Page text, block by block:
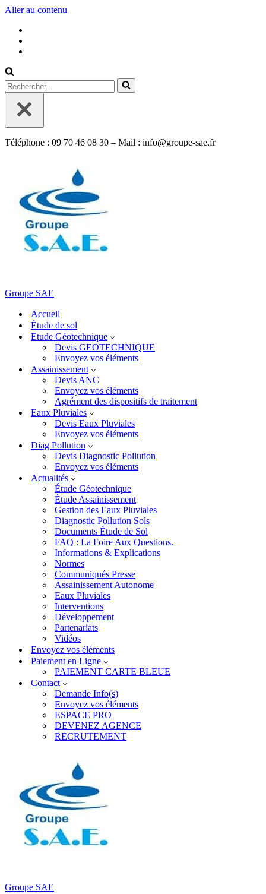
Aller au contenu
Rechercher...
Téléphone : 09 70 46 08 30 – Mail : info@groupe-sae.fr
Groupe SAE
Accueil
Étude de sol
Etude Géotechnique
Devis GEOTECHNIQUE
Envoyez vos éléments
Assainissement
Devis ANC
Envoyez vos éléments
Agrément des dispositifs de traitement
Eaux Pluviales
Devis Eaux Pluviales
Envoyez vos éléments
Diag Pollution
Devis Diagnostic Pollution
Envoyez vos éléments
Actualités
Étude Géotechnique
Étude Assainissement
Gestion des Eaux Pluviales
Diagnostic Pollution Sols
Documents Étude de Sol
FAQ : La Foire Aux Questions.
Informations & Explications
Normes
Communiqués Presse
Assainissement Autonome
Eaux Pluviales
Interventions
Développement
Partenariats
Vidéos
Envoyez vos éléments
Paiement en Ligne
PAIEMENT CARTE BLEUE
Contact
Demande Info(s)
Envoyez vos éléments
ESPACE PRO
DEVENEZ AGENCE
RECRUTEMENT
Groupe SAE